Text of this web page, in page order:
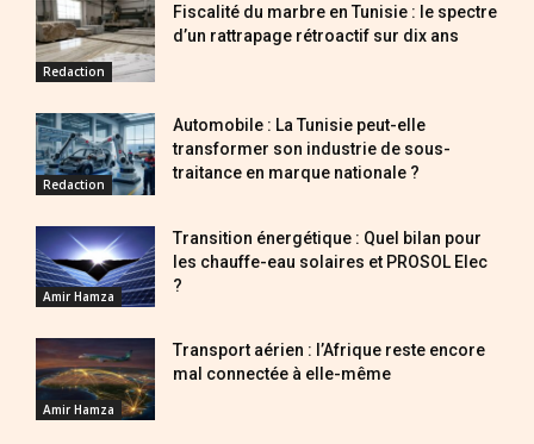
Redaction
Fiscalité du marbre en Tunisie : le spectre
d’un rattrapage rétroactif sur dix ans
Redaction
Automobile : La Tunisie peut-elle
transformer son industrie de sous-
traitance en marque nationale ?
Amir Hamza
Transition énergétique : Quel bilan pour
les chauffe-eau solaires et PROSOL Elec
?
Amir Hamza
Transport aérien : l’Afrique reste encore
mal connectée à elle-même